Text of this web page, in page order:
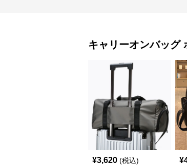
キャリーオンバッグ
¥3,620 (税込) ¥